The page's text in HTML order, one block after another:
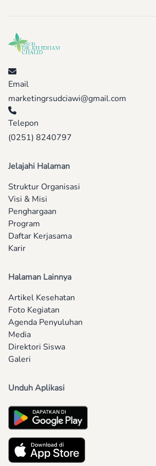
Email
marketingrsudciawi@gmail.com
Telepon
(0251) 8240797
Jelajahi Halaman
Struktur Organisasi
Visi & Misi
Penghargaan
Program
Daftar Kerjasama
Karir
Halaman Lainnya
Artikel Kesehatan
Foto Kegiatan
Agenda Penyuluhan
Media
Direktori Siswa
Galeri
Unduh Aplikasi